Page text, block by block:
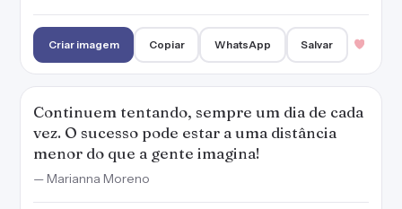
Criar imagem Copiar WhatsApp Salvar
Continuem tentando, sempre um dia de cada
vez. O sucesso pode estar a uma distância
menor do que a gente imagina!
— Marianna Moreno